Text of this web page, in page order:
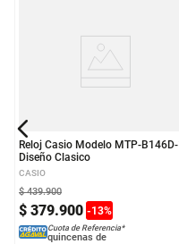
Reloj Casio Modelo MTP-
Diseño Clasico
CASIO
$ 379.900 -13%
$ 439.900
Cuota de Referencia*
quincenas de